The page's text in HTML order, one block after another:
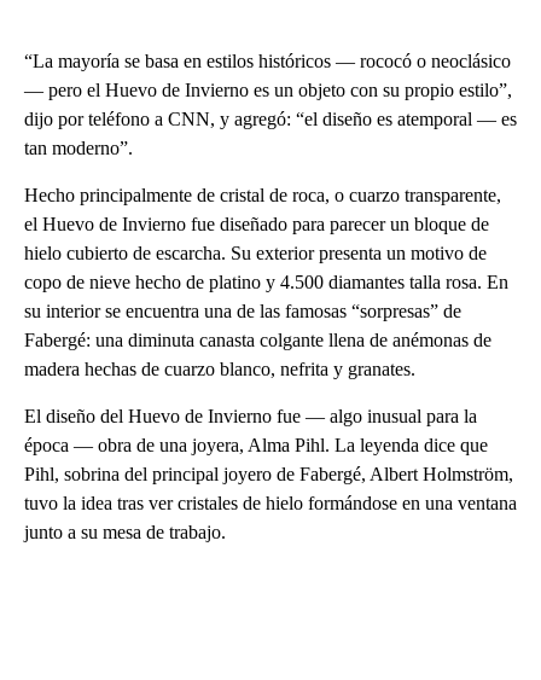
“La mayoría se basa en estilos históricos — rococó o neoclásico
— pero el Huevo de Invierno es un objeto con su propio estilo”,
dijo por teléfono a CNN, y agregó: “el diseño es atemporal — es
tan moderno”.
Hecho principalmente de cristal de roca, o cuarzo transparente,
el Huevo de Invierno fue diseñado para parecer un bloque de
hielo cubierto de escarcha. Su exterior presenta un motivo de
copo de nieve hecho de platino y 4.500 diamantes talla rosa. En
su interior se encuentra una de las famosas “sorpresas” de
Fabergé: una diminuta canasta colgante llena de anémonas de
madera hechas de cuarzo blanco, nefrita y granates.
El diseño del Huevo de Invierno fue — algo inusual para la
época — obra de una joyera, Alma Pihl. La leyenda dice que
Pihl, sobrina del principal joyero de Fabergé, Albert Holmström,
tuvo la idea tras ver cristales de hielo formándose en una ventana
junto a su mesa de trabajo.